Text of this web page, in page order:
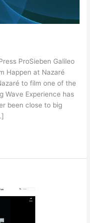
ProSieben Galileo
Happen at Nazaré
to film one of the
Wave Experience has
been close to big